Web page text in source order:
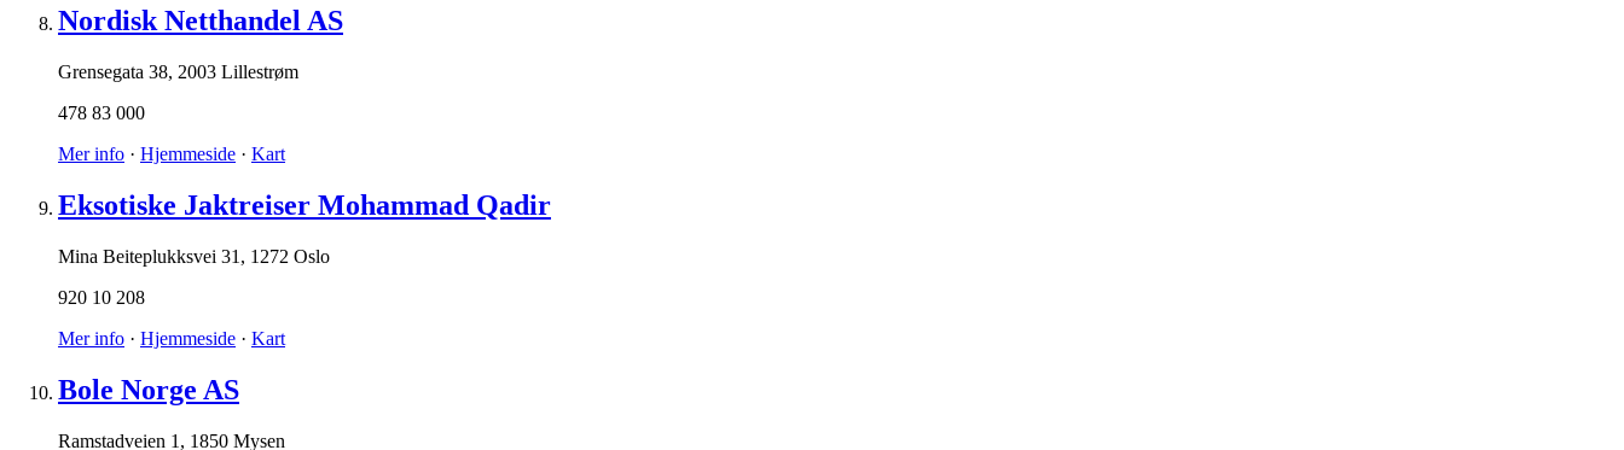
Nordisk Netthandel AS
Grensegata 38, 2003 Lillestrøm
478 83 000
Mer info · Hjemmeside · Kart
Eksotiske Jaktreiser Mohammad Qadir
Mina Beiteplukksvei 31 , 1272 Oslo
920 10 208
Mer info · Hjemmeside · Kart
Bole Norge AS
Ramstadveien 1 , 1850 Mysen